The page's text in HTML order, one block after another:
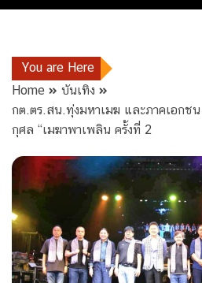
You are Here
Home
บันเทิง
กต.ตร.สน.ทุ่งมหาเมฆ และภาคเอกช
กุศล “เมฆาพาเพลิน ครั้งที่ 2